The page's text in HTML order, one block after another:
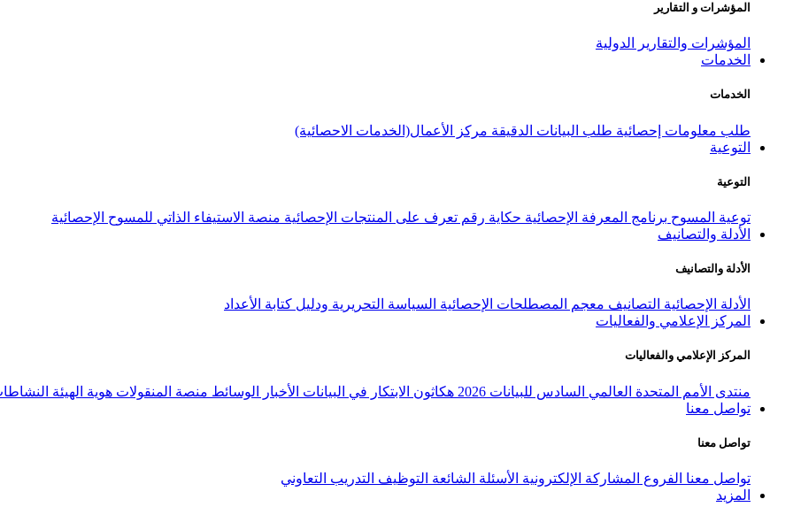
المؤشرات و التقارير
المؤشرات والتقارير الدولية
الخدمات
الخدمات
طلب معلومات إحصائية طلب البيانات الدقيقة مركز الأعمال(الخدمات الاحصائية)
التوعية
التوعية
توعية المسوح برنامج المعرفة الإحصائية حكاية رقم تعرف على المنتجات الإحصائية منصة الاستيفاء الذاتي للمسوح الإحصائية
الأدلة والتصانيف
الأدلة والتصانيف
الأدلة الإحصائية التصانيف معجم المصطلحات الإحصائية السياسة التحريرية ودليل كتابة الأعداد
المركز الإعلامي والفعاليات
المركز الإعلامي والفعاليات
منتدى الأمم المتحدة العالمي السادس للبيانات 2026 هكاثون الابتكار في البيانات الأخبار الوسائط منصة المنقولات هوية الهيئة
تواصل معنا
تواصل معنا
تواصل معنا الفروع المشاركة الإلكترونية الأسئلة الشائعة التوظيف التدريب التعاوني
المزيد